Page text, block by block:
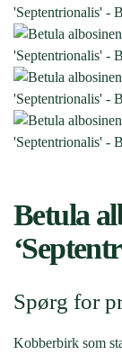
Betula
Spørg for
Kobberbirk som